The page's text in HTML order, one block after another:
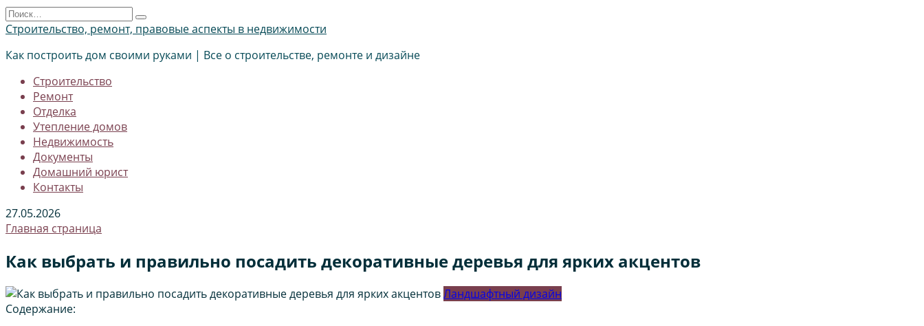
Перейти
к
Search
for:
Строительство, ремонт, правовые аспекты в недвижимости
Как построить дом своими руками | Все о строительстве, ремонте и дизайне
Строительство
Ремонт
Отделка
Утепление домов
Недвижимость
Документы
Домашний юрист
Контакты
27.05.2026
Главная страница
Как выбрать и правильно посадить декоративные деревья для ярких акцентов
Ландшафтный дизайн
Содержание: